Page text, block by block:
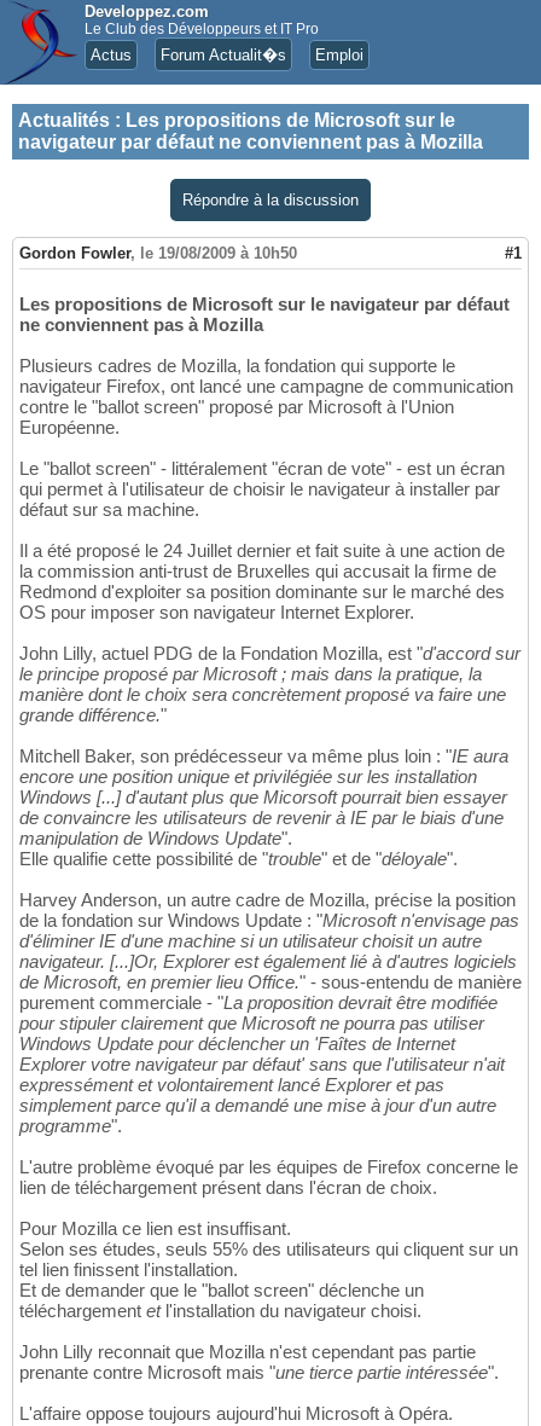
Developpez.com
Le Club des Développeurs et IT Pro
Actus Forum Actualit�s Emploi
Actualités : Les propositions de Microsoft sur le
navigateur par défaut ne conviennent pas à Mozilla
Répondre à la discussion
Gordon Fowler, le 19/08/2009 à 10h50 #1
Les propositions de Microsoft sur le navigateur par défaut
ne conviennent pas à Mozilla
Plusieurs cadres de Mozilla, la fondation qui supporte le
navigateur Firefox, ont lancé une campagne de communication
contre le "ballot screen" proposé par Microsoft à l'Union
Européenne.
Le "ballot screen" - littéralement "écran de vote" - est un écran
qui permet à l'utilisateur de choisir le navigateur à installer par
défaut sur sa machine.
Il a été proposé le 24 Juillet dernier et fait suite à une action de
la commission anti-trust de Bruxelles qui accusait la firme de
Redmond d'exploiter sa position dominante sur le marché des
OS pour imposer son navigateur Internet Explorer.
John Lilly, actuel PDG de la Fondation Mozilla, est "d'accord sur
le principe proposé par Microsoft ; mais dans la pratique, la
manière dont le choix sera concrètement proposé va faire une
grande différence."
Mitchell Baker, son prédécesseur va même plus loin : "IE aura
encore une position unique et privilégiée sur les installation
Windows [...] d'autant plus que Micorsoft pourrait bien essayer
de convaincre les utilisateurs de revenir à IE par le biais d'une
manipulation de Windows Update".
Elle qualifie cette possibilité de "trouble" et de "déloyale".
Harvey Anderson, un autre cadre de Mozilla, précise la position
de la fondation sur Windows Update : "Microsoft n'envisage pas
d'éliminer IE d'une machine si un utilisateur choisit un autre
navigateur. [...]Or, Explorer est également lié à d'autres logiciels
de Microsoft, en premier lieu Office." - sous-entendu de manière
purement commerciale - "La proposition devrait être modifiée
pour stipuler clairement que Microsoft ne pourra pas utiliser
Windows Update pour déclencher un 'Faîtes de Internet
Explorer votre navigateur par défaut' sans que l'utilisateur n'ait
expressément et volontairement lancé Explorer et pas
simplement parce qu'il a demandé une mise à jour d'un autre
programme".
L'autre problème évoqué par les équipes de Firefox concerne le
lien de téléchargement présent dans l'écran de choix.
Pour Mozilla ce lien est insuffisant.
Selon ses études, seuls 55% des utilisateurs qui cliquent sur un
tel lien finissent l'installation.
Et de demander que le "ballot screen" déclenche un
téléchargement et l'installation du navigateur choisi.
John Lilly reconnait que Mozilla n'est cependant pas partie
prenante contre Microsoft mais "une tierce partie intéressée".
L'affaire oppose toujours aujourd'hui Microsoft à Opéra.